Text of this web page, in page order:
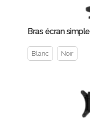
Bras écran
Blanc Noir